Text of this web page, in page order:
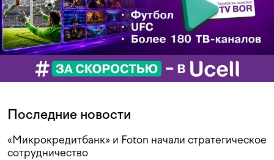
Последние новости
«Микрокредитбанк» и Foton начали стратегическое
сотрудничество